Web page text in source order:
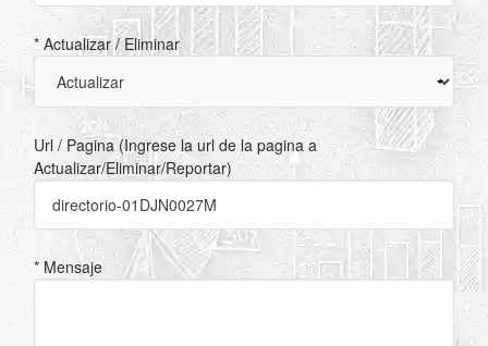
* Actualizar / Eliminar
Url / Pagina (Ingrese la url de la pagina a
Actualizar/Eliminar/Reportar)
* Mensaje